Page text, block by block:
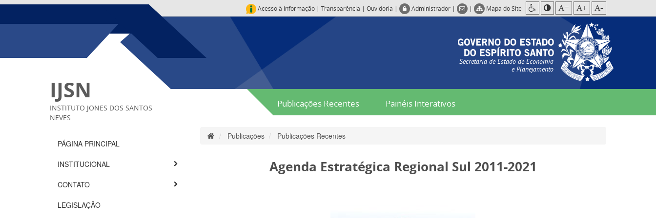
Acesso à Informação | Transparência | Ouvidoria | Administrador | | Mapa do Site A= A+ A-
Secretaria de Estado de Economia
e Planejamento
Publicações Recentes Painéis Interativos
IJSN
INSTITUTO JONES DOS SANTOS
NEVES
PÁGINA PRINCIPAL
INSTITUCIONAL
CONTATO
LEGISLAÇÃO
Publicações Publicações Recentes
Agenda Estratégica Regional Sul 2011-2021